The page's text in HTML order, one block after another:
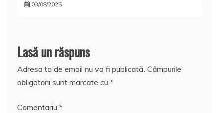
03/08/2025
Lasă un răspuns
Adresa ta de email nu va fi publicată. Câmpurile
obligatorii sunt marcate cu *
Comentariu *